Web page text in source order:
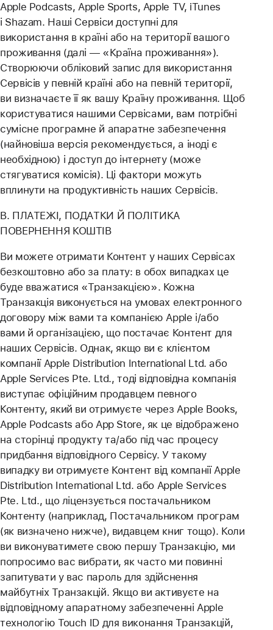
Apple Podcasts, Apple Sports, Apple TV, iTunes
і Shazam. Наші Сервіси доступні для
використання в країні або на території вашого
проживання (далі — «Країна проживання»).
Створюючи обліковий запис для використання
Сервісів у певній країні або на певній території,
ви визначаєте її як вашу Країну проживання. Щоб
користуватися нашими Сервісами, вам потрібні
сумісне програмне й апаратне забезпечення
(найновіша версія рекомендується, а іноді є
необхідною) і доступ до інтернету (може
стягуватися комісія). Ці фактори можуть
вплинути на продуктивність наших Сервісів.
B. ПЛАТЕЖІ, ПОДАТКИ Й ПОЛІТИКА
ПОВЕРНЕННЯ КОШТІВ
Ви можете отримати Контент у наших Сервісах
безкоштовно або за плату: в обох випадках це
буде вважатися «Транзакцією». Кожна
Транзакція виконується на умовах електронного
договору між вами та компанією Apple і/або
вами й організацією, що постачає Контент для
наших Сервісів. Однак, якщо ви є клієнтом
компанії Apple Distribution International Ltd. або
Apple Services Pte. Ltd., тоді відповідна компанія
виступає офіційним продавцем певного
Контенту, який ви отримуєте через Apple Books,
Apple Podcasts або App Store, як це відображено
на сторінці продукту та/або під час процесу
придбання відповідного Сервісу. У такому
випадку ви отримуєте Контент від компанії Apple
Distribution International Ltd. або Apple Services
Pte. Ltd., що ліцензується постачальником
Контенту (наприклад, Постачальником програм
(як визначено нижче), видавцем книг тощо). Коли
ви виконуватимете свою першу Транзакцію, ми
попросимо вас вибрати, як часто ми повинні
запитувати у вас пароль для здійснення
майбутніх Транзакцій. Якщо ви активуєте на
відповідному апаратному забезпеченні Apple
технологію Touch ID для виконання Транзакцій,